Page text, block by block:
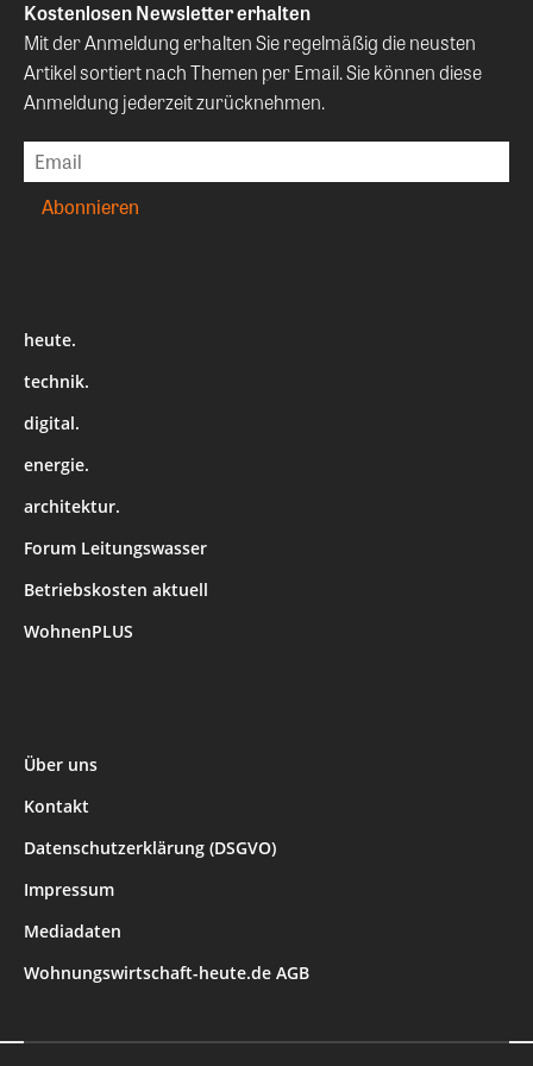
Kostenlosen Newsletter erhalten
Mit der Anmeldung erhalten Sie regelmäßig die neusten
Artikel sortiert nach Themen per Email. Sie können diese
Anmeldung jederzeit zurücknehmen.
heute.
technik.
digital.
energie.
architektur.
Forum Leitungswasser
Betriebskosten aktuell
WohnenPLUS
Über uns
Kontakt
Datenschutzerklärung (DSGVO)
Impressum
Mediadaten
Wohnungswirtschaft-heute.de AGB